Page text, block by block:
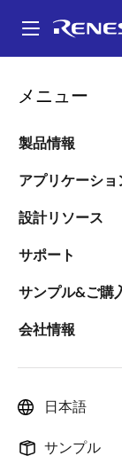
ン
メニュー
製品情報
アプリケーショ
設計リソース
サポート
サンプル&ご購
会社情報
日本語
サンプル
パ
ン
く
ず
高速かつ高精度
高速か
イム制
用MPU
～ルネサ
ウェアを
ケーラブ
2023年3月23日